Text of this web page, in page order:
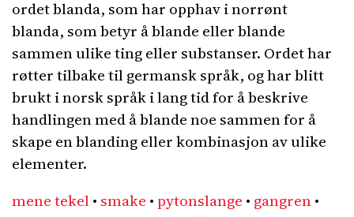
ordet blanda, som har opphav i norrønt
blanda, som betyr å blande eller blande
sammen ulike ting eller substanser. Ordet har
røtter tilbake til germansk språk, og har blitt
brukt i norsk språk i lang tid for å beskrive
handlingen med å blande noe sammen for å
skape en blanding eller kombinasjon av ulike
elementer.
mene tekel• smake •pytonslange • gangren•